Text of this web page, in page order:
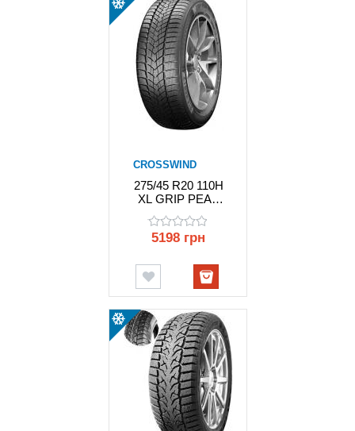
CROSSWIND
275/45 R20 110H
XL GRIP PEAK
WINTER
CROSSWIND
5198 грн